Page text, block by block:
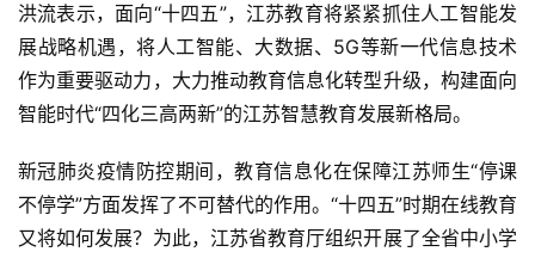
首
页
洪流表示，面向“十四五”，江苏教育将紧紧抓住人工智能发
展战略机遇，将人工智能、大数据、5G等新一代信息技术
作为重要驱动力，大力推动教育信息化转型升级，构建面向
智能时代“四化三高两新”的江苏智慧教育发展新格局。
新冠肺炎疫情防控期间，教育信息化在保障江苏师生“停课
不停学”方面发挥了不可替代的作用。“十四五”时期在线教育
又将如何发展？为此，江苏省教育厅组织开展了全省中小学